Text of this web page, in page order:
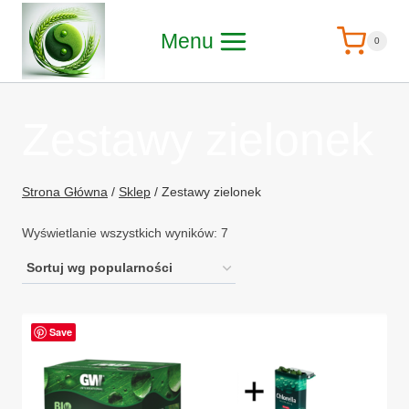
Przejdź
treści
Menu 0
Strona Główna / Sklep / Zestawy zielonek
Wyświetlanie wszystkich wyników: 7
popularności
Save